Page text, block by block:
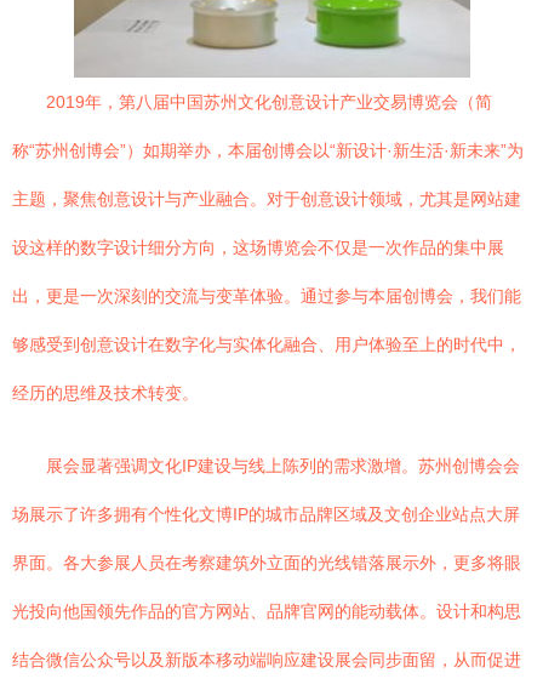
2019年，第八届中国苏州文化创意设计产业交易博览会（简
称“苏州创博会”）如期举办，本届创博会以“新设计·新生活·新未来”为
主题，聚焦创意设计与产业融合。对于创意设计领域，尤其是网站建
设这样的数字设计细分方向，这场博览会不仅是一次作品的集中展
出，更是一次深刻的交流与变革体验。通过参与本届创博会，我们能
够感受到创意设计在数字化与实体化融合、用户体验至上的时代中，
经历的思维及技术转变。
展会显著强调文化IP建设与线上陈列的需求激增。苏州创博会会
场展示了许多拥有个性化文博IP的城市品牌区域及文创企业站点大屏
界面。各大参展人员在考察建筑外立面的光线错落展示外，更多将眼
光投向他国领先作品的官方网站、品牌官网的能动载体。设计和构思
结合微信公众号以及新版本移动端响应建设展会同步面留，从而促进